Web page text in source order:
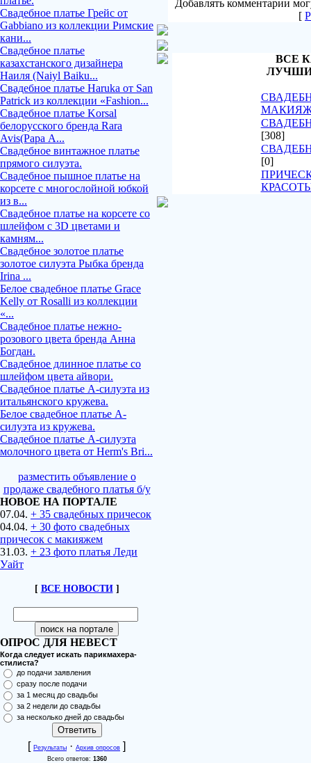
Свадебное платье Грейс от
Gabbiano из коллекции Римские
кани...
Свадебное платье
казахстанского дизайнера
Наиля (Naiyl Baiku...
Свадебное платье Haruka от San
Patrick из коллекции «Fashion...
Свадебное платье Korsal
белорусского бренда Rara
Avis(Рара А...
Свадебное винтажное платье
прямого силуэта.
Свадебное пышное платье на
корсете с многослойной юбкой
из в...
Свадебное платье на корсете со
шлейфом с 3D цветами и
камням...
Свадебное золотое платье
золотое силуэта Рыбка бренда
Irina ...
Белое свадебное платье Grace
Kelly от Rosalli из коллекции
«...
Свадебное платье нежно-
розового цвета бренда Анна
Богдан.
Свадебное длинное платье со
шлейфом цвета айвори.
Свадебное платье А-силуэта из
итальянского кружева.
Белое свадебное платье А-
силуэта из кружева.
Свадебное платье А-силуэта
молочного цвета от Herm's Bri...
разместить объявление о
продаже свадебного платья б/у
НОВОЕ НА ПОРТАЛЕ
07.04. + 35 свадебных причесок
04.04. + 30 фото свадебных
причесок с макияжем
31.03. + 23 фото платья Леди
Уайт
[ ВСЕ НОВОСТИ]
ОПРОС ДЛЯ НЕВЕСТ
Когда следует искать парикмахера-
стилиста?
до подачи заявления
сразу после подачи
за 1 месяц до свадьбы
за 2 недели до свадьбы
за несколько дней до свадьбы
[ Результаты · Архив опросов ]
Всего ответов: 1360
Добавлять комментарии
[
ВСЕ
[308]
[0]